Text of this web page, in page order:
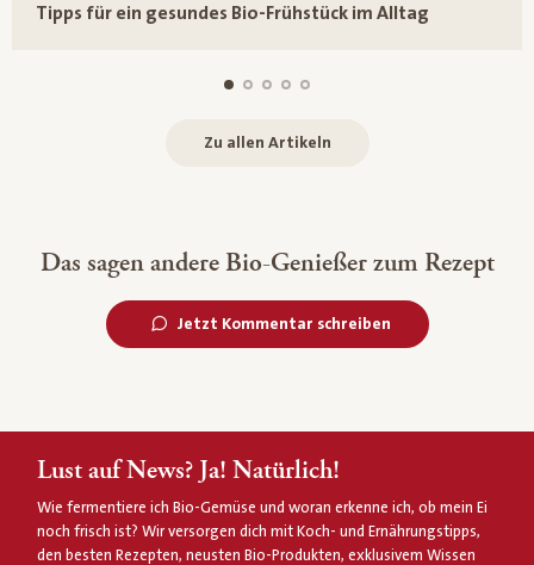
Tipps für ein gesundes Bio-Frühstück im Alltag
Zu allen Artikeln
Das sagen andere Bio-Genießer zum Rezept
Jetzt Kommentar schreiben
Lust auf News? Ja! Natürlich!
Wie fermentiere ich Bio-Gemüse und woran erkenne ich, ob mein Ei
noch frisch ist? Wir versorgen dich mit Koch- und Ernährungstipps,
den besten Rezepten, neusten Bio-Produkten, exklusivem Wissen